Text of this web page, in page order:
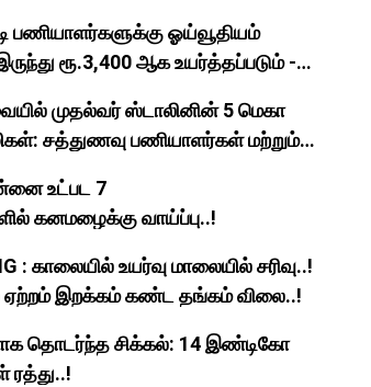
பணியாளர்களுக்கு ஓய்வூதியம்
ரூ.3,400 ஆக உயர்த்தப்படும் -
முதல்வர் ஸ்டாலினின் 5 மெகா
சத்துணவு பணியாளர்கள் மற்றும்
உட்பட 7
கனமழைக்கு வாய்ப்பு..!
: காலையில் உயர்வு மாலையில் சரிவு..!
ஏற்றம் இறக்கம் கண்ட தங்கம் விலை..!
தொடர்ந்த சிக்கல்: 14 இண்டிகோ
ரத்து..!